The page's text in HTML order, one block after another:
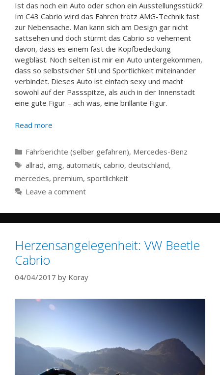
Ist das noch ein Auto oder schon ein Ausstellungsstück?
Im C43 Cabrio wird das Fahren trotz AMG-Technik fast
zur Nebensache. Man kann sich am Design gar nicht
sattsehen und doch stürmt das Cabrio so vehement
davon, dass es einem fast die Kopfbedeckung
wegbläst. Noch selten ist mir ein Auto untergekommen,
dass so selbstsicher Stil und Sportlichkeit miteinander
verbindet. Dieses Auto ist einfach sexy und macht
sowohl auf der Passspitze, als auch in der Innenstadt
eine gute Figur – ach was, eine brillante Figur.
Read more
Categories
Fahrberichte (selber gefahren), Mercedes-Benz
Tags
allrad, amg, automatik, cabrio, deutschland,
mercedes, premium, sportlichkeit
Leave a comment
Herzensangelegenheit: VW Beetle
Cabrio
04/04/2017 by Koray